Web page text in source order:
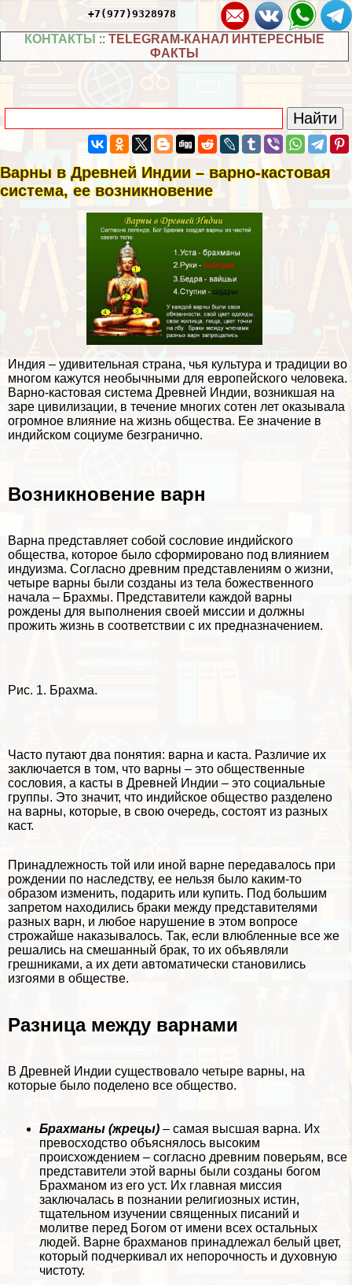
+7(977)9328978
КОНТАКТЫ :: TELEGRAM-КАНАЛ ИНТЕРЕСНЫЕ
ФАКТЫ
Варны в Древней Индии – варно-кастовая
система, ее возникновение
Индия – удивительная страна, чья культура и традиции во
многом кажутся необычными для европейского человека.
Варно-кастовая система Древней Индии, возникшая на
заре цивилизации, в течение многих сотен лет оказывала
огромное влияние на жизнь общества. Ее значение в
индийском социуме безгранично.
Возникновение варн
Варна представляет собой сословие индийского
общества, которое было сформировано под влиянием
индуизма. Согласно древним представлениям о жизни,
четыре варны были созданы из тела божественного
начала – Брахмы. Представители каждой варны
рождены для выполнения своей миссии и должны
прожить жизнь в соответствии с их предназначением.
Рис. 1. Брахма.
Часто путают два понятия: варна и каста. Различие их
заключается в том, что варны – это общественные
сословия, а касты в Древней Индии – это социальные
группы. Это значит, что индийское общество разделено
на варны, которые, в свою очередь, состоят из разных
каст.
Принадлежность той или иной варне передавалось при
рождении по наследству, ее нельзя было каким-то
образом изменить, подарить или купить. Под большим
запретом находились бpaки между представителями
разных варн, и любое нарушение в этом вопросе
строжайше наказывалось. Так, если влюбленные все же
решались на смешанный бpaк, то их объявляли
грешниками, а их дети автоматически становились
изгоями в обществе.
Разница между варнами
В Древней Индии существовало четыре варны, на
которые было поделено все общество.
Брахманы (жрецы) – самая высшая варна. Их
превосходство объяснялось высоким
происхождением – согласно древним поверьям, все
представители этой варны были созданы богом
Брахманом из его уст. Их главная миссия
заключалась в познании религиозных истин,
тщательном изучении священных писаний и
молитве перед Богом от имени всех остальных
людей. Варне брахманов принадлежал белый цвет,
который подчеркивал их непорочность и духовную
чистоту.